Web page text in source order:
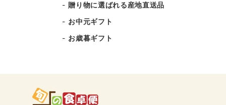
贈り物に選ばれる産地直送品
お中元ギフト
お歳暮ギフト